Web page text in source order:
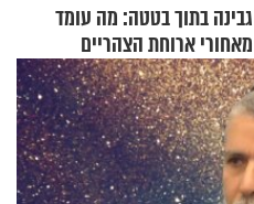
גבינה בתוך בטטה: מה עומד
מאחורי ארוחת הצהריים
שכבשה את הרשת?